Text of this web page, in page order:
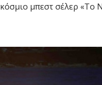
μπεστ σέλερ «Το